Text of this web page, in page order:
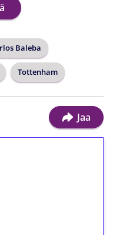
Baleba
Tottenham
Jaa